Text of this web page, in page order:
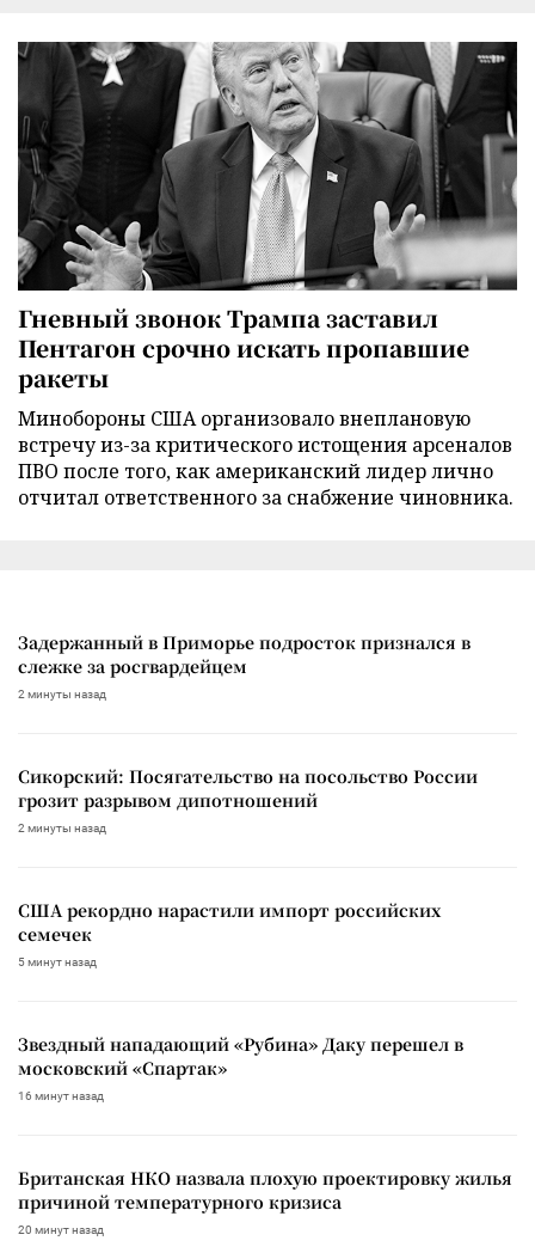
Гневный звонок Трампа заставил
Пентагон срочно искать пропавшие
ракеты
Минобороны США организовало внеплановую
встречу из-за критического истощения арсеналов
ПВО после того, как американский лидер лично
отчитал ответственного за снабжение чиновника.
Задержанный в Приморье подросток признался в
слежке за росгвардейцем
2 минуты назад
Сикорский: Посягательство на посольство России
грозит разрывом дипотношений
2 минуты назад
США рекордно нарастили импорт российских
семечек
5 минут назад
Звездный нападающий «Рубина» Даку перешел в
московский «Спартак»
16 минут назад
Британская НКО назвала плохую проектировку жилья
причиной температурного кризиса
20 минут назад